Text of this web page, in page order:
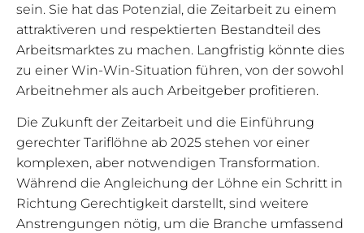
sein. Sie hat das Potenzial, die Zeitarbeit zu einem
attraktiveren und respektierten Bestandteil des
Arbeitsmarktes zu machen. Langfristig könnte dies
zu einer Win-Win-Situation führen, von der sowohl
Arbeitnehmer als auch Arbeitgeber profitieren.
Die Zukunft der Zeitarbeit und die Einführung
gerechter Tariflöhne ab 2025 stehen vor einer
komplexen, aber notwendigen Transformation.
Während die Angleichung der Löhne ein Schritt in
Richtung Gerechtigkeit darstellt, sind weitere
Anstrengungen nötig, um die Branche umfassend